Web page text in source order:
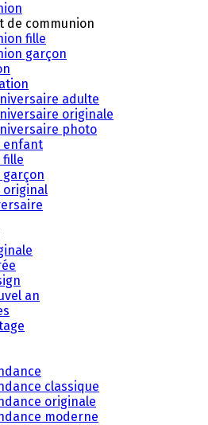
de communion
fille
garçon
adulte
originale
photo
enfant
fille
original
an
classique
originale
moderne